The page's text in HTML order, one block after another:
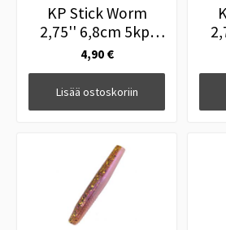
KP Stick Worm
2,75'' 6,8cm 5kpl
106
4,90 €
Lisää ostoskoriin